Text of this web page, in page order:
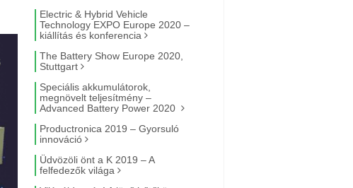
Electric & Hybrid Vehicle
Technology EXPO Europe 2020 –
kiállítás és konferencia
The Battery Show Europe 2020,
Stuttgart
Speciális akkumulátorok,
megnövelt teljesítmény –
Advanced Battery Power 2020
Productronica 2019 – Gyorsuló
innováció
Üdvözöli önt a K 2019 – A
felfedezők világa